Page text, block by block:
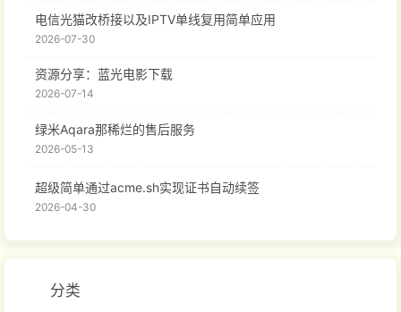
电信光猫改桥接以及IPTV单线复用简单应用
2026-07-30
资源分享：蓝光电影下载
2026-07-14
绿米Aqara那稀烂的售后服务
2026-05-13
超级简单通过acme.sh实现证书自动续签
2026-04-30
分类